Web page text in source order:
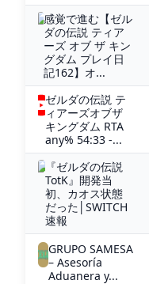
感覚で進む【ゼル
ダの伝説 ティア
ーズ オブ ザ キン
グダム プレイ日
記162】オ...
ゼルダの伝説 テ
ィアーズオブザ
キングダム RTA
any% 54:33 -...
『ゼルダの伝説
TotK』開発当
初、カオス状態
だった│SWITCH
速報
GRUPO SAMESA
– Asesoría
Aduanera y...